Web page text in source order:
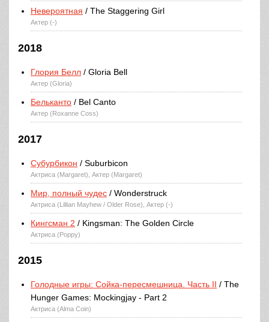
Невероятная / The Staggering Girl
Актер (-)
2018
Глория Белл / Gloria Bell
Актер (Gloria)
Бельканто / Bel Canto
Актер (Roxanne Coss)
2017
Субурбикон / Suburbicon
Актриса (Margaret), Актер (Margaret)
Мир, полный чудес / Wonderstruck
Актриса (Lillian Mayhew / Older Rose), Актер (-)
Кингсман 2 / Kingsman: The Golden Circle
Актриса (Poppy)
2015
Голодные игры: Сойка-пересмешница. Часть II / The
Hunger Games: Mockingjay - Part 2
Актриса (Alma Coin)